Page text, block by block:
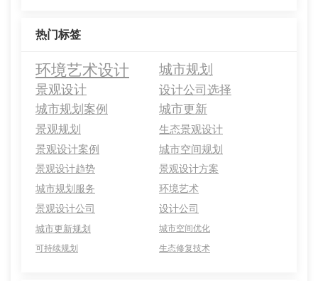
热门标签
环境艺术设计
城市规划
景观设计
设计公司选择
城市规划案例 城市更新
景观规划
生态景观设计
景观设计案例
城市空间规划
景观设计趋势
景观设计方案
城市规划服务
环境艺术
景观设计公司
设计公司
城市更新规划
城市空间优化
可持续规划
生态修复技术